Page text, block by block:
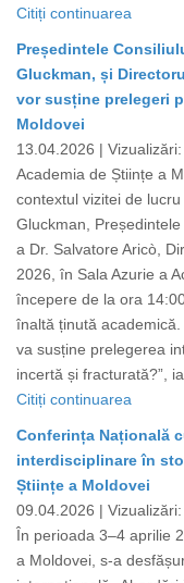
Citiți continuarea
Președintele
Gluckman, și
vor susține prelegeri
Moldovei
13.04.2026 |
Academia de Științe a
contextul vizitei de
Gluckman,
a Dr. Salvatore Aricò,
2026, în Sala Azurie a
începere de la ora
înaltă ținută
va susține prelegerea
incertă și fracturată?”,
Citiți continuarea
Conferința Națională
interdisciplinare în
Științe a Moldovei
09.04.2026 |
În perioada 3–4 aprilie
a Moldovei, s-a